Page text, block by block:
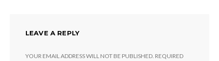
LEAVE A REPLY
YOUR EMAIL ADDRESS WILL NOT BE PUBLISHED. REQUIRED